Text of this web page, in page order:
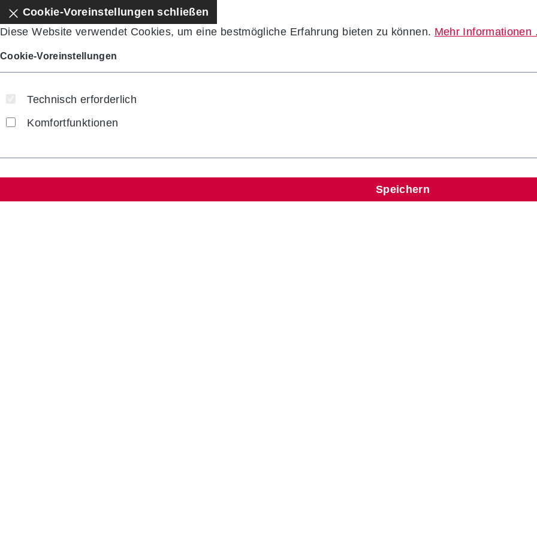
Cookie-Voreinstellungen schließen
Diese Website verwendet Cookies, um eine bestmögliche Erfahrung bieten zu können. Mehr Informationen
Cookie-Voreinstellungen
Technisch erforderlich
Komfortfunktionen
Speichern